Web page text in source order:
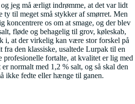
jeg må ærligt indrømme, at det var lidt
ty til meget små stykker af smørret. Men
os om at smage, og der blev
fløde og behagelig til grov, køleskab,
i, at der virkelig kan være stor forskel på
fra den klassiske, usaltede Lurpak til en
profesionelle fortalte, at kvalitet er lig med
normalt med 1,2 % salt, og så skal den
ikke fedte eller hænge til ganen.